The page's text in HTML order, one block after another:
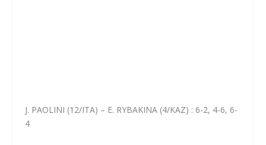
J. PAOLINI (12/ITA) – E. RYBAKINA (4/KAZ) : 6-2, 4-6, 6-
4